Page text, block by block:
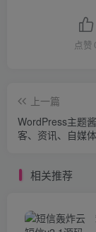
点赞
上一篇
WordPress主题
客、资讯、自媒
相关推荐